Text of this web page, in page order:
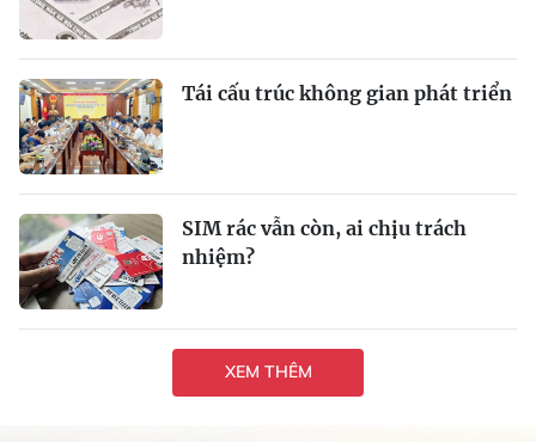
Tái cấu trúc không gian phát triển
SIM rác vẫn còn, ai chịu trách
nhiệm?
XEM THÊM